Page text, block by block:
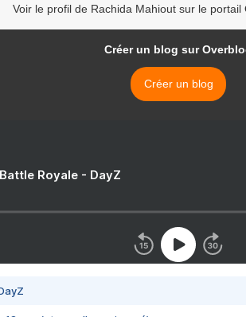
Voir le profil de Rachida Mahiout sur le portail
Créer un blog sur
Créer un blog
Royale - DayZ